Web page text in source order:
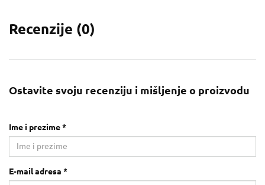
Recenzije (0)
Ostavite svoju recenziju i mišljenje o proizvodu
Ime i prezime *
E-mail adresa *